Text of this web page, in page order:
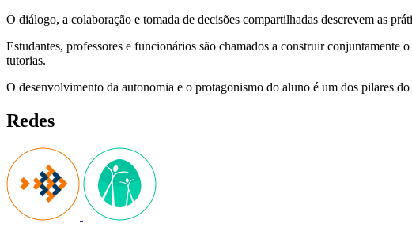
O diálogo, a colaboração e tomada de decisões compartilhadas descrevem as
Estudantes, professores e funcionários são chamados a construir conjuntamente
tutorias.
O desenvolvimento da autonomia e o protagonismo do aluno é um dos pilares
Redes